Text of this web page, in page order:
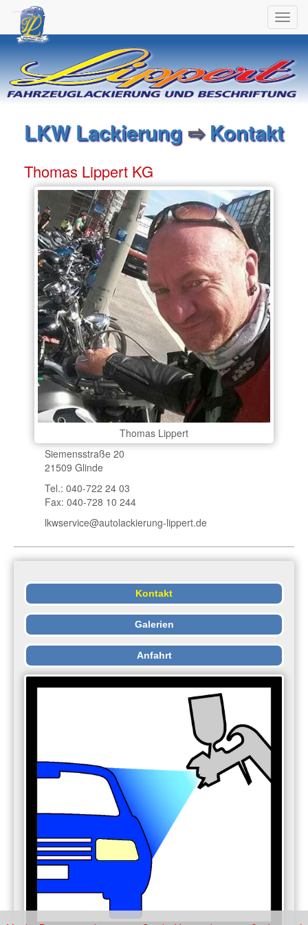
LKW Lackierung⇨Kontakt
Thomas Lippert KG
Thomas Lippert
Siemensstraße 20
21509 Glinde
Tel.: 040-722 24 03
Fax: 040-728 10 244
lkwservice@autolackierung-lippert.de
Kontakt
Galerien
Anfahrt